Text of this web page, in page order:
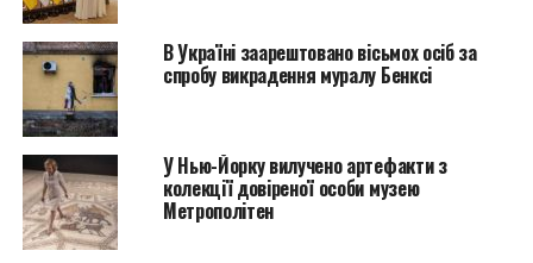
В Україні заарештовано вісьмох осіб за
спробу викрадення муралу Бенксі
У Нью-Йорку вилучено артефакти з
колекції довіреної особи музею
Метрополітен